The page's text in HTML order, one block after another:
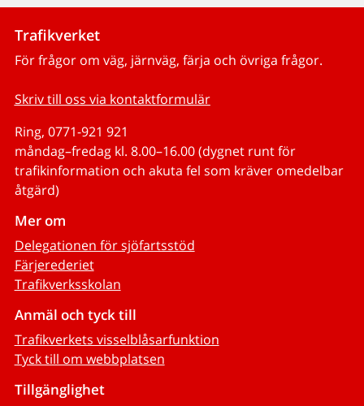
Trafikverket
För frågor om väg, järnväg, färja och övriga frågor.
Skriv till oss via kontaktformulär
Ring, 0771-921 921
måndag–fredag kl. 8.00–16.00 (dygnet runt för
trafikinformation och akuta fel som kräver omedelbar
åtgärd)
Mer om
Delegationen för sjöfartsstöd
Färjerederiet
Trafikverksskolan
Anmäl och tyck till
Trafikverkets visselblåsarfunktion
Tyck till om webbplatsen
Tillgänglighet